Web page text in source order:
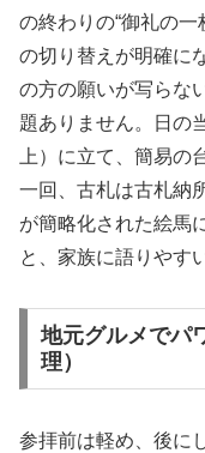
の終わりの“御礼の
の切り替えが明確に
の方の願いが写らな
題ありません。日の
上）に立て、簡易
一回、古札は古札納
が簡略化された絵馬
と、家族に語りやす
地元グルメでパ
理）
参拝前は軽め、後に